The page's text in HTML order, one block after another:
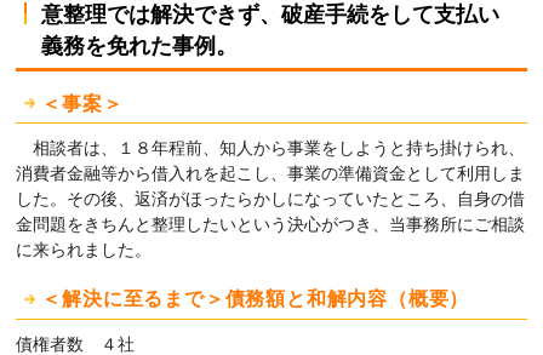
意整理では解決できず、破産手続をして支払い
義務を免れた事例。
＜事案＞
相談者は、１８年程前、知人から事業をしようと持ち掛けられ、
消費者金融等から借入れを起こし、事業の準備資金として利用しま
した。その後、返済がほったらかしになっていたところ、自身の借
金問題をきちんと整理したいという決心がつき、当事務所にご相談
に来られました。
＜解決に至るまで＞債務額と和解内容（概要）
債権者数 ４社